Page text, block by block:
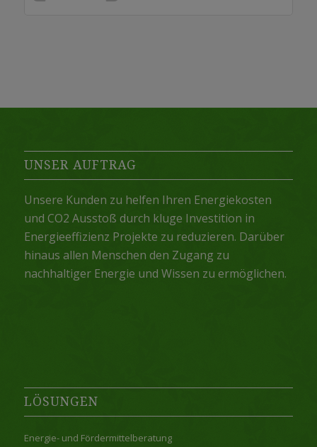
UNSER AUFTRAG
Unsere Kunden zu helfen Ihren Energiekosten
und CO2 Ausstoß durch kluge Investition in
Energieeffizienz Projekte zu reduzieren. Darüber
hinaus allen Menschen den Zugang zu
nachhaltiger Energie und Wissen zu ermöglichen.
LÖSUNGEN
Energie- und Fördermittelberatung